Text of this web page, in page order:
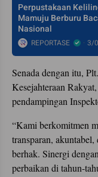
Perpustakaan
Mamuju Berburu
Nasional
REPORTASE 3/
Senada dengan itu,
Kesejahteraan
pendampingan
“Kami berkomitmen
transparan,
berhak. Sinergi
perbaikan di tahun-